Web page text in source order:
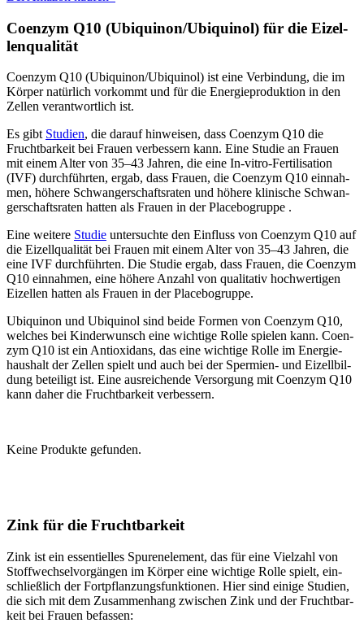
Coen­zym Q10 (Ubiquinon/Ubiquinol) für die Eizel­
len­qua­li­tät
Coen­zym Q10 (Ubiquinon/Ubiquinol) ist eine Ver­bin­dung, die im
Kör­per natür­lich vor­kommt und für die Ener­gie­pro­duk­ti­on in den
Zel­len ver­ant­wort­lich ist.
Es gibt Stu­di­en, die dar­auf hin­wei­sen, dass Coen­zym Q10 die
Frucht­bar­keit bei Frau­en ver­bes­sern kann. Eine Stu­die an Frau­en
mit einem Alter von 35–43 Jah­ren, die eine In-vitro-Fer­ti­li­sa­ti­on
(IVF) durch­führ­ten, ergab, dass Frau­en, die Coen­zym Q10 ein­nah­
men, höhe­re Schwan­ger­schafts­ra­ten und höhe­re kli­ni­sche Schwan­
ger­schafts­ra­ten hat­ten als Frau­en in der Pla­ce­bo­grup­pe .
Eine wei­te­re Stu­die unter­such­te den Ein­fluss von Coen­zym Q10 auf
die Eizell­qua­li­tät bei Frau­en mit einem Alter von 35–43 Jah­ren, die
eine IVF durch­führ­ten. Die Stu­die ergab, dass Frau­en, die Coen­zym
Q10 ein­nah­men, eine höhe­re Anzahl von qua­li­ta­tiv hoch­wer­ti­gen
Eizel­len hat­ten als Frau­en in der Pla­ce­bo­grup­pe.
Ubi­qui­non und Ubi­qui­nol sind bei­de For­men von Coen­zym Q10,
wel­ches bei Kin­der­wunsch eine wich­ti­ge Rol­le spie­len kann. Coen­
zym Q10 ist ein Anti­oxi­dans, das eine wich­ti­ge Rol­le im Ener­gie­
haus­halt der Zel­len spielt und auch bei der Sper­mi­en- und Eizell­bil­
dung betei­ligt ist. Eine aus­rei­chen­de Ver­sor­gung mit Coen­zym Q10
kann daher die Frucht­bar­keit ver­bes­sern.
Kei­ne Pro­duk­te gefun­den.
Zink für die Frucht­bar­keit
Zink ist ein essen­ti­el­les Spu­ren­ele­ment, das für eine Viel­zahl von
Stoff­wech­sel­vor­gän­gen im Kör­per eine wich­ti­ge Rol­le spielt, ein­
schließ­lich der Fort­pflan­zungs­funk­tio­nen. Hier sind eini­ge Stu­di­en,
die sich mit dem Zusam­men­hang zwi­schen Zink und der Frucht­bar­
keit bei Frau­en befas­sen: